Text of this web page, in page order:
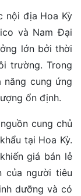
nội địa Hoa Kỳ
và Nam Đại
lớn bởi thời
trường. Trong
cung ứng
ổn định.
cung chủ
tại Hoa Kỳ.
giá bán lẻ
của người tiêu
dưỡng và có